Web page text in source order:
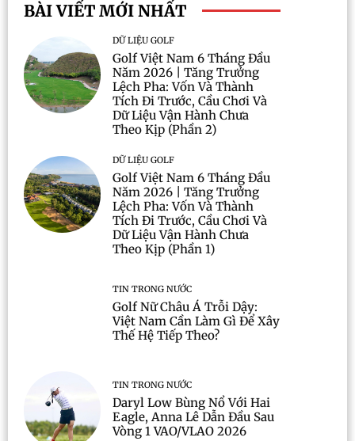
BÀI VIẾT MỚI NHẤT
DỮ LIỆU GOLF
Golf Việt Nam 6 Tháng Đầu
Năm 2026 | Tăng Trưởng
Lệch Pha: Vốn Và Thành
Tích Đi Trước, Cầu Chơi Và
Dữ Liệu Vận Hành Chưa
Theo Kịp (Phần 2)
DỮ LIỆU GOLF
Golf Việt Nam 6 Tháng Đầu
Năm 2026 | Tăng Trưởng
Lệch Pha: Vốn Và Thành
Tích Đi Trước, Cầu Chơi Và
Dữ Liệu Vận Hành Chưa
Theo Kịp (Phần 1)
TIN TRONG NƯỚC
Golf Nữ Châu Á Trỗi Dậy:
Việt Nam Cần Làm Gì Để Xây
Thế Hệ Tiếp Theo?
TIN TRONG NƯỚC
Daryl Low Bùng Nổ Với Hai
Eagle, Anna Lê Dẫn Đầu Sau
Vòng 1 VAO/VLAO 2026